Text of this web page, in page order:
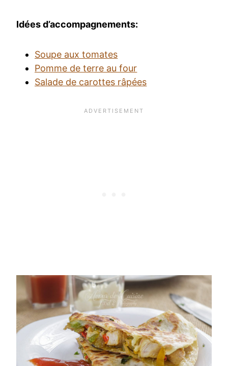
Idées d’accompagnements:
Soupe aux tomates
Pomme de terre au four
Salade de carottes râpées